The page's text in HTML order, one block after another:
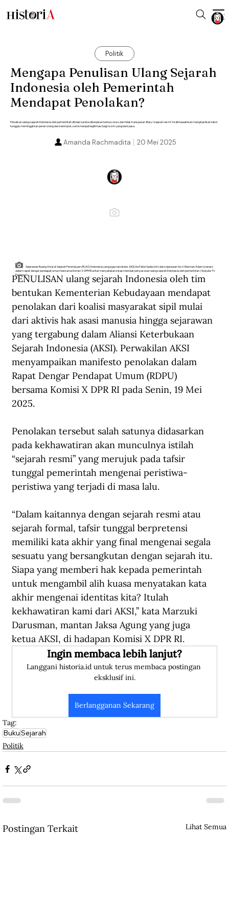
Politik
Mengapa Penulisan Ulang Sejarah
Indonesia oleh Pemerintah
Mendapat Penolakan?
Penulisan ulang sejarah Indonesia oleh pemerintah ditolak karena dikerjakan terburu-buru dan tidak transparan. Buku “sejarah resmi” ini dikhawatirkan menghasilkan tafsir
tunggal, meminggirkan peran orang dan kelompok, serta menjadi legitimasi bagi rezim yang berkuasa.
20 Mei 2025
Amanda Rachmadita
Sejarawan Ruang Arsip & Sejarah Perempuan (RUAS) Indonesia yang juga sekretaris AKSI, Ita Fatia Nadia (kiri) dan sejarawan Asvi Warman Adam (kanan)
dalam rapat dengar pendapat umum bersama Komisi X DPR RI untuk menyatakan sikap menolak penyusunan ulang sejarah Indonesia oleh pemerintah. (Youtube TV
Parlemen).
PENULISAN ulang sejarah Indonesia oleh tim
bentukan Kementerian Kebudayaan mendapat
penolakan dari koalisi masyarakat sipil mulai
dari aktivis hak asasi manusia hingga sejarawan
yang tergabung dalam Aliansi Keterbukaan
Sejarah Indonesia (AKSI). Perwakilan AKSI
menyampaikan manifesto penolakan dalam
Rapat Dengar Pendapat Umum (RDPU)
bersama Komisi X DPR RI pada Senin, 19 Mei
2025.
Penolakan tersebut salah satunya didasarkan
pada kekhawatiran akan munculnya istilah
“sejarah resmi” yang merujuk pada tafsir
tunggal pemerintah mengenai peristiwa-
peristiwa yang terjadi di masa lalu.
“Dalam kaitannya dengan sejarah resmi atau
sejarah formal, tafsir tunggal berpretensi
memiliki kata akhir yang final mengenai segala
sesuatu yang bersangkutan dengan sejarah itu.
Siapa yang memberi hak kepada pemerintah
untuk mengambil alih kuasa menyatakan kata
akhir mengenai identitas kita? Itulah
kekhawatiran kami dari AKSI,” kata Marzuki
Darusman, mantan Jaksa Agung yang juga
ketua AKSI, di hadapan Komisi X DPR RI.
Ingin membaca lebih lanjut?
Langgani historia.id untuk terus membaca postingan
eksklusif ini.
Berlangganan Sekarang
Tag:
BukuSejarah
Politik
Postingan Terkait Lihat Semua